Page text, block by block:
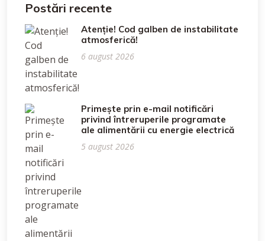
Postări recente
Atenție! Cod galben de instabilitate
atmosferică!
6 august 2026
Primește prin e-mail notificări
privind întreruperile programate
ale alimentării cu energie electrică
5 august 2026